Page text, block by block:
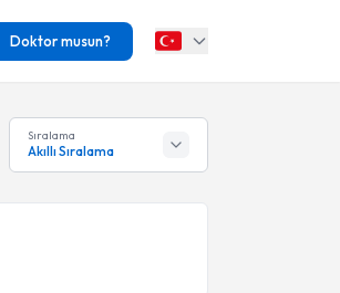
Doktor musun?
Sıralama
Akıllı Sıralama